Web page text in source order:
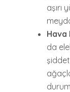
aşırı
Hava
da